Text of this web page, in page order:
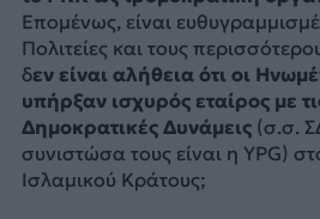
Επομένως, είναι
Πολιτείες και τους
δεν είναι αλήθεια ότι οι
υπήρξαν ισχυρός εταίρος με
Δημοκρατικές Δυνάμεις(σ.σ.
συνιστώσα τους είναι η YPG)
Ισλαμικού Κράτους;